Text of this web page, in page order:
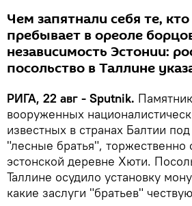
Чем запятнали себя те,
пребывает в ореоле
независимость Эстонии:
посольство в Таллине
РИГА, 22 авг - Sputnik.
вооруженных
известных в странах Балтии
"лесные братья", торжественно
эстонской деревне Хюти.
Таллине осудило установку
какие заслуги "братьев"